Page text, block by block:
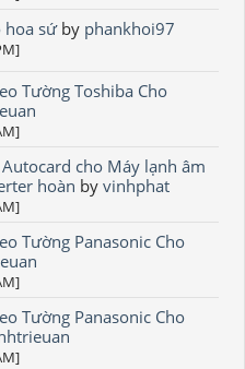
hoa sứby phankhoi97
Tường Toshiba Cho
cho Máy lạnh âm
hoàn byvinhphat
Tường Panasonic Cho
Tường Panasonic Cho